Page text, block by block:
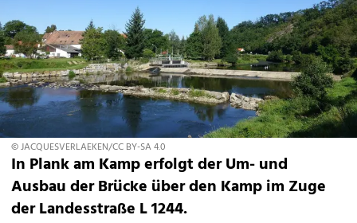
© JACQUESVERLAEKEN/CC BY-SA 4.0
In Plank am Kamp erfolgt der Um- und
Ausbau der Brücke über den Kamp im Zuge
der Landesstraße L 1244.